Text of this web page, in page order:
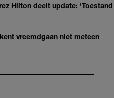
Hilton deelt update: 'Toestand
vreemdgaan niet meteen